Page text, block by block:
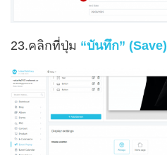
23.คลิกที่ปุ่ม “บันทึก” (Save)